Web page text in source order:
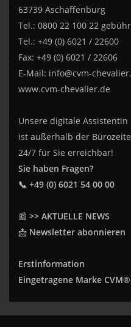
63739 Aschaffenburg
Tel.: 0800 22 100 22
Tel.: +49 (0) 6021 / 22600
Fax: +49 (0) 6021 / 22606
E-Mail: info@cvm-
www.cvm-chevalier.de
Unsere digitale Assistentin
ist außerhalb der
24/7 für Sie erreichbar!
Sie haben Fragen?
📞 +49 (0) 6021 54 00 00
📰 >> AKTUELLE NEWS
📩 Newsletter abonnieren
Erstinformation
Eingetragene Marke CVM®